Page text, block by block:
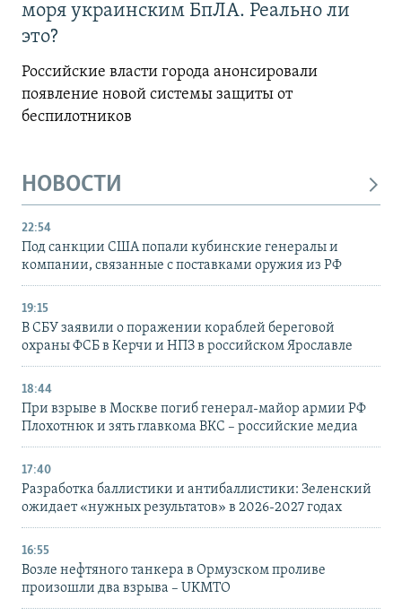
моря украинским БпЛА. Реально ли
это?
Российские власти города анонсировали
появление новой системы защиты от
беспилотников
НОВОСТИ
22:54
Под санкции США попали кубинские генералы и
компании, связанные с поставками оружия из РФ
19:15
В СБУ заявили о поражении кораблей береговой
охраны ФСБ в Керчи и НПЗ в российском Ярославле
18:44
При взрыве в Москве погиб генерал-майор армии РФ
Плохотнюк и зять главкома ВКС – российские медиа
17:40
Разработка баллистики и антибаллистики: Зеленский
ожидает «нужных результатов» в 2026-2027 годах
16:55
Возле нефтяного танкера в Ормузском проливе
произошли два взрыва – UKMTO